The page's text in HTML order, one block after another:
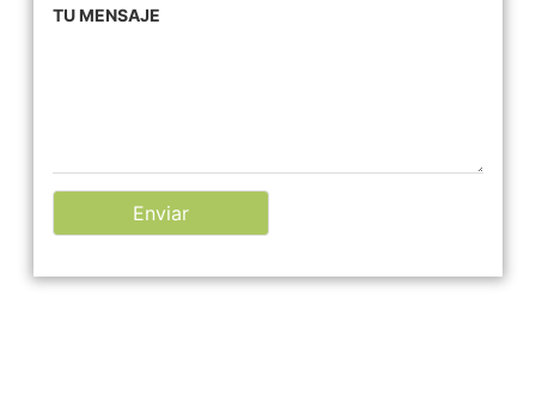
TU MENSAJE